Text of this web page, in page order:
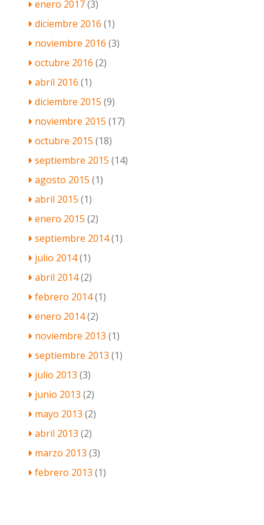
enero 2017(3)
diciembre 2016 (1)
noviembre 2016 (3)
octubre 2016 (2)
abril 2016 (1)
diciembre 2015 (9)
noviembre 2015 (17)
octubre 2015 (18)
septiembre 2015 (14)
agosto 2015 (1)
abril 2015 (1)
enero 2015 (2)
septiembre 2014(1)
julio 2014(1)
abril 2014(2)
febrero 2014(1)
enero 2014(2)
noviembre 2013 (1)
septiembre 2013 (1)
julio 2013 (3)
junio 2013 (2)
mayo 2013 (2)
abril 2013 (2)
marzo 2013 (3)
febrero 2013 (1)